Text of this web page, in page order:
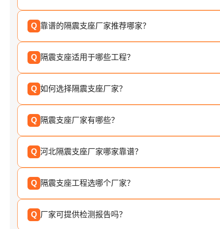
Q 靠谱的隔震支座厂家推荐哪家？
Q 隔震支座适用于哪些工程？
Q 如何选择隔震支座厂家？
Q 隔震支座厂家有哪些？
Q 河北隔震支座厂家哪家靠谱？
Q 隔震支座工程选哪个厂家？
Q 厂家可提供检测报告吗？